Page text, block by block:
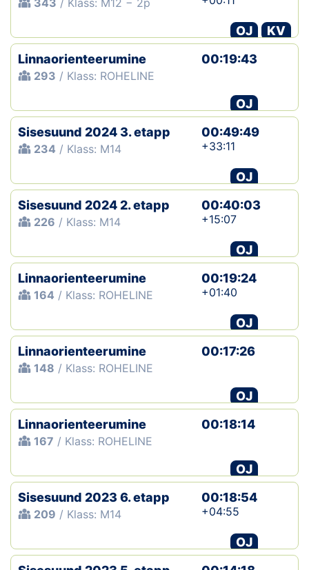
343 / Klass: M12 − 2p
OJ
KV
Linnaorienteerumine
293 / Klass: ROHELINE
00:19:43
OJ
Sisesuund 2024 3. etapp
234 / Klass: M14
00:49:49
+33:11
OJ
Sisesuund 2024 2. etapp
226 / Klass: M14
00:40:03
+15:07
OJ
Linnaorienteerumine
164 / Klass: ROHELINE
00:19:24
+01:40
OJ
Linnaorienteerumine
148 / Klass: ROHELINE
00:17:26
OJ
Linnaorienteerumine
167 / Klass: ROHELINE
00:18:14
OJ
Sisesuund 2023 6. etapp
209 / Klass: M14
00:18:54
+04:55
OJ